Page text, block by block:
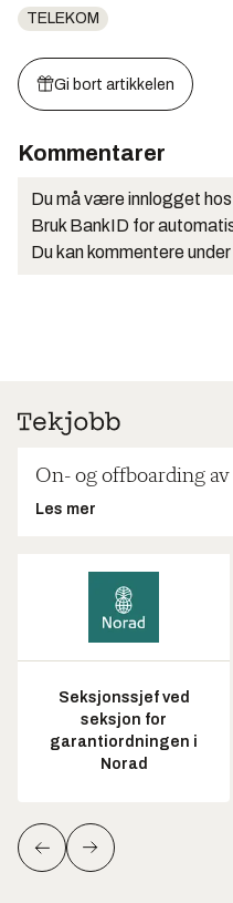
TELEKOM
Gi bort artikkelen
Kommentarer
Du må være innlogget
Bruk BankID for
Du kan kommentere
On- og offboarding
Les mer
Seksjonssjef ved
seksjon for
garantiordningen i
Norad